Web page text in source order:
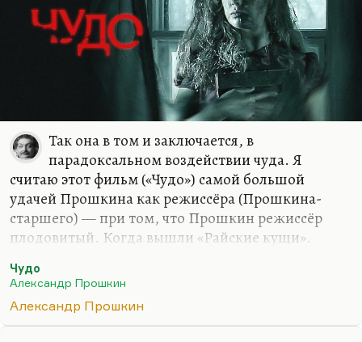
Так она в том и заключается, в
парадоксальном воздействии чуда. Я
считаю этот фильм («Чудо») самой большой
удачей Прошкина как режиссёра (Прошкина-
старшего) — при том, что Прошкин режиссёр
плодовитый. Когда вышли «Райские кущи».
Татьяной Дорониной — «Ольга Сергеевна». Я
помню ребёнком, как взрослые много спорили об
этой работе, собравшей потрясающий актёрский
Чудо
Александр Прошкин
Александр Прошкин